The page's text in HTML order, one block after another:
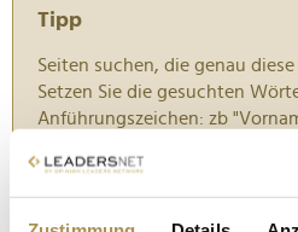
Tipp
Seiten suchen, die genau
Setzen Sie die gesuchten
Anführungszeichen: zb
Hermann Simon: "Wollen